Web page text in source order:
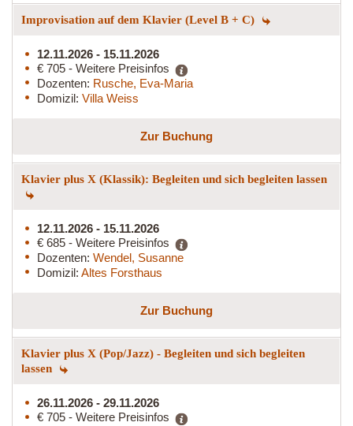
Improvisation auf dem Klavier (Level B + C)
12.11.2026 - 15.11.2026
€ 705 - Weitere Preisinfos
Dozenten: Rusche, Eva-Maria
Domizil: Villa Weiss
Zur Buchung
Klavier plus X (Klassik): Begleiten und sich begleiten lassen
12.11.2026 - 15.11.2026
€ 685 - Weitere Preisinfos
Dozenten: Wendel, Susanne
Domizil: Altes Forsthaus
Zur Buchung
Klavier plus X (Pop/Jazz) - Begleiten und sich begleiten
lassen
26.11.2026 - 29.11.2026
€ 705 - Weitere Preisinfos